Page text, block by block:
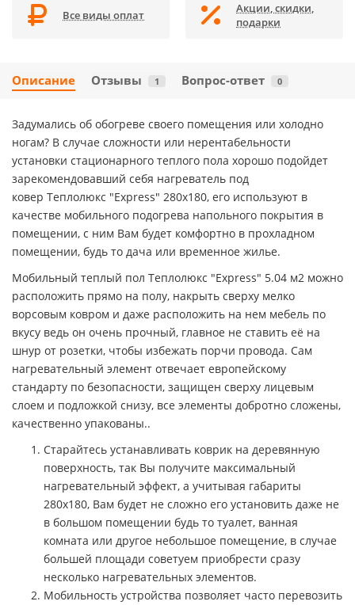
Все виды оплат
Акции, скидки,
подарки
Описание Отзывы 1 Вопрос-ответ 0
Задумались об обогреве своего помещения или холодно
ногам? В случае сложности или нерентабельности
установки стационарного теплого пола хорошо подойдет
зарекомендовавший себя нагреватель под
ковер Теплолюкс "Express" 280х180, его используют в
качестве мобильного подогрева напольного покрытия в
помещении, с ним Вам будет комфортно в прохладном
помещении, будь то дача или временное жилье.
Мобильный теплый пол Теплолюкс "Express" 5.04 м2 можно
расположить прямо на полу, накрыть сверху мелко
ворсовым ковром и даже расположить на нем мебель по
вкусу ведь он очень прочный, главное не ставить её на
шнур от розетки, чтобы избежать порчи провода. Сам
нагревательный элемент отвечает европейскому
стандарту по безопасности, защищен сверху лицевым
слоем и подложкой снизу, все элементы добротно сложены,
качественно упакованы..
Старайтесь устанавливать коврик на деревянную
поверхность, так Вы получите максимальный
нагревательный эффект, а учитывая габариты
280х180, Вам будет не сложно его установить даже не
в большом помещении будь то туалет, ванная
комната или другое небольшое помещение, в случае
большей площади советуем приобрести сразу
несколько нагревательных элементов.
Мобильность устройства позволяет часто перевозить